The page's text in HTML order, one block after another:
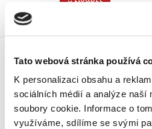
Tato webová stránka používá
K personalizaci obsahu a
sociálních médií a analýze naší
soubory cookie. Informace o
využíváme, sdílíme se svými
Trio
3 990 Kč
4 827,90 Kč vč. DPH
Koupit